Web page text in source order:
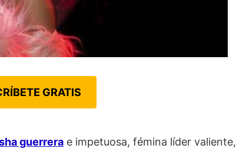
GRATIS
guerrera e impetuosa, fémina líder valiente,